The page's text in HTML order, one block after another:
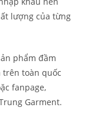
lượng của từng
phẩm đầm
trên toàn quốc
fanpage,
Garment.